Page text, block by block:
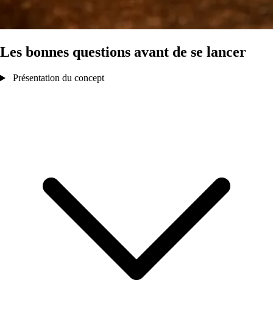
Les bonnes questions avant de se lancer
Présentation du concept